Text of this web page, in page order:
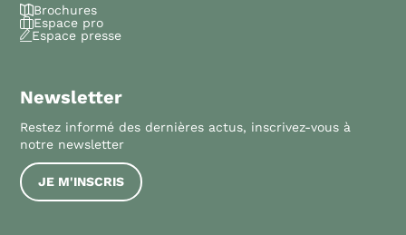
Brochures
Espace pro
Espace presse
Newsletter
Restez informé des dernières actus, inscrivez-vous à
notre newsletter
JE M'INSCRIS